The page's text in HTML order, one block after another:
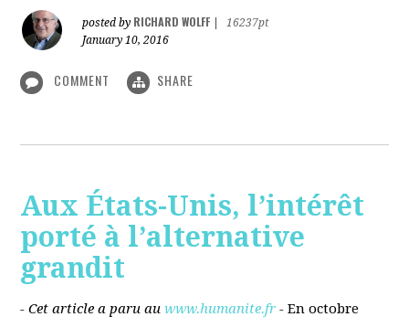
posted by RICHARD WOLFF
16237pt
January 10, 2016
COMMENT SHARE
Aux États-Unis, l’intérêt
porté à l’alternative
grandit
- Cet article a paru au www.humanite.fr - En octobre